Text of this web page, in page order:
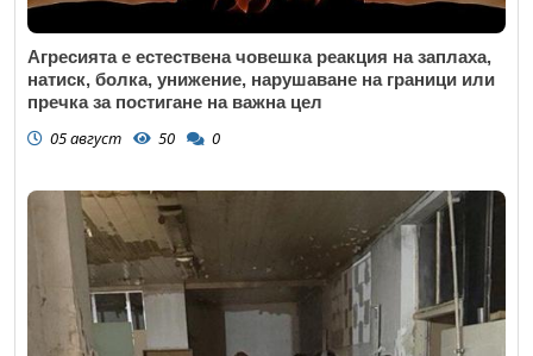
Агресията е естествена човешка реакция на заплаха,
натиск, болка, унижение, нарушаване на граници или
пречка за постигане на важна цел
05 август 50 0